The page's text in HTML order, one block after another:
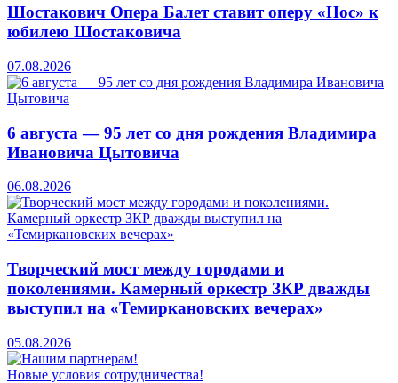
Шостакович Опера Балет ставит оперу «Нос» к
юбилею Шостаковича
07.08.2026
6 августа — 95 лет со дня рождения Владимира
Ивановича Цытовича
06.08.2026
Творческий мост между городами и
поколениями. Камерный оркестр ЗКР дважды
выступил на «Темиркановских вечерах»
05.08.2026
Новые условия сотрудничества!